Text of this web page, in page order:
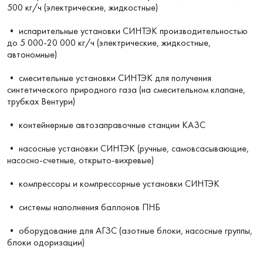
500 кг/ч (электрические, жидкостные)
• испарительные установки СИНТЭК производительностью
до 5 000-20 000 кг/ч (электрические, жидкостные,
автономные)
• смесительные установки СИНТЭК для получения
синтетического природного газа (на смесительном клапане,
трубках Вентури)
• контейнерные автозаправочные станции КАЗС
• насосные установки СИНТЭК (ручные, самовсасывающие,
насосно-счетные, открыто-вихревые)
• компрессоры и компрессорные установки СИНТЭК
• системы наполнения баллонов ПНБ
• оборудование для АГЗС (азотные блоки, насосные группы,
блоки одоризации)